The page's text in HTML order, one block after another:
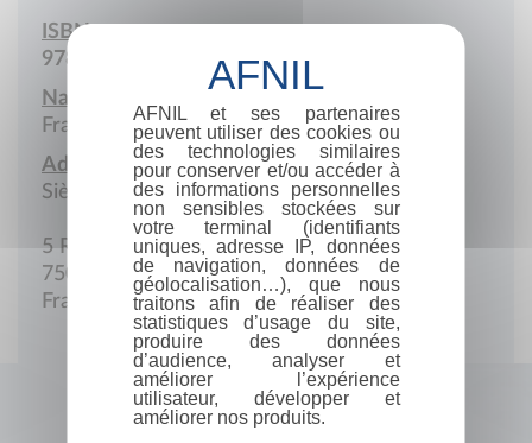
ISBN :
978-2-85332
Nationalité :
France
Adresse :
Siège social
5 Rue Saulnier
75009 Paris
France
AFNIL et ses partenaires
peuvent utiliser des cookies ou
des technologies similaires
pour conserver et/ou accéder à
des informations personnelles
non sensibles stockées sur
votre terminal (identifiants
uniques, adresse IP, données
de navigation, données de
géolocalisation…), que nous
traitons afin de réaliser des
statistiques d’usage du site,
produire des données
d’audience, analyser et
améliorer l’expérience
utilisateur, développer et
améliorer nos produits.